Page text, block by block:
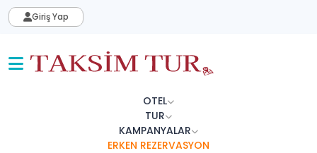
Giriş Yap
OTEL
TUR
KAMPANYALAR
ERKEN REZERVASYON